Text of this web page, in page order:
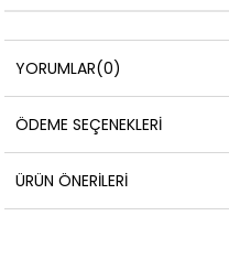
YORUMLAR(0)
ÖDEME SEÇENEKLERI
ÜRÜN ÖNERILERI